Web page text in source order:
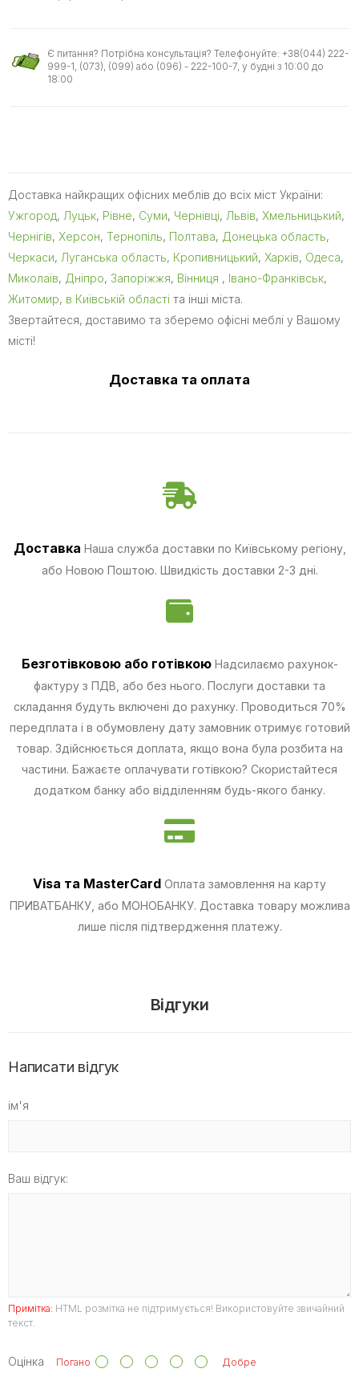
Є питання? Потрібна консультація? Телефонуйте: +38(044) 222-
999-1, (073), (099) або (096) - 222-100-7, у будні з 10:00 до
18:00
Доставка найкращих офісних меблів до всіх міст України:
Ужгород, Луцьк, Рівне, Суми, Чернівці, Львів, Хмельницький,
Чернігів, Херсон, Тернопіль, Полтава, Донецька область,
Черкаси, Луганська область, Кропивницький, Харків, Одеса,
Миколаїв, Дніпро, Запоріжжя, Вінниця , Івано-Франківськ,
Житомир, в Київській області та інші міста.
Звертайтеся, доставимо та зберемо офісні меблі у Вашому
місті!
Доставка та оплата
Доставка Наша служба доставки по Київському регіону,
або Новою Поштою. Швидкість доставки 2-3 дні.
Безготівковою або готівкою Надсилаємо рахунок-
фактуру з ПДВ, або без нього. Послуги доставки та
складання будуть включені до рахунку. Проводиться 70%
передплата і в обумовлену дату замовник отримує готовий
товар. Здійснюється доплата, якщо вона була розбита на
частини. Бажаєте оплачувати готівкою? Скористайтеся
додатком банку або відділенням будь-якого банку.
Visa та MasterCard Оплата замовлення на карту
ПРИВАТБАНКУ, або МОНОБАНКУ. Доставка товару можлива
лише після підтвердження платежу.
Відгуки
Написати відгук
ім'я
Ваш відгук:
Примітка: HTML розмітка не підтримується! Використовуйте звичайний
текст.
Оцінка Погано Добре